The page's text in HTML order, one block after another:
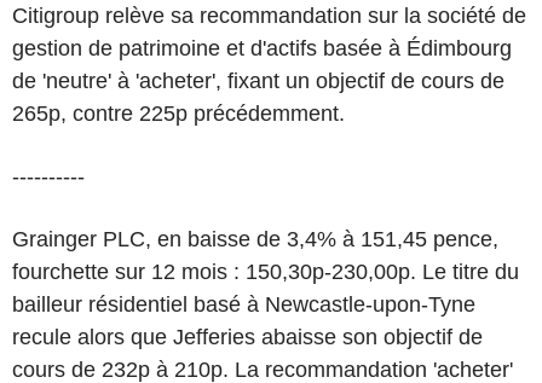
Citigroup relève sa recommandation sur la société de
gestion de patrimoine et d'actifs basée à Édimbourg
de 'neutre' à 'acheter', fixant un objectif de cours de
265p, contre 225p précédemment.
----------
Grainger PLC, en baisse de 3,4% à 151,45 pence,
fourchette sur 12 mois : 150,30p-230,00p. Le titre du
bailleur résidentiel basé à Newcastle-upon-Tyne
recule alors que Jefferies abaisse son objectif de
cours de 232p à 210p. La recommandation 'acheter'